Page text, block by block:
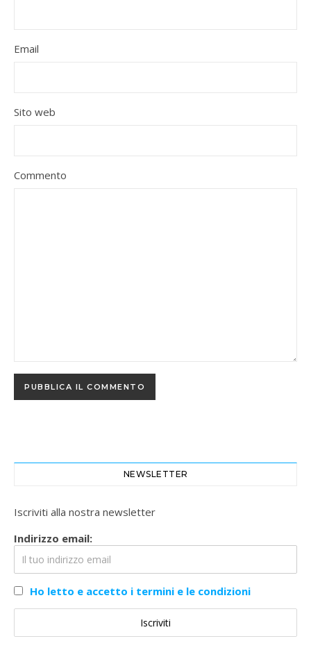
Email
Sito web
Commento
NEWSLETTER
Iscriviti alla nostra newsletter
Indirizzo email:
Ho letto e accetto i termini e le condizioni